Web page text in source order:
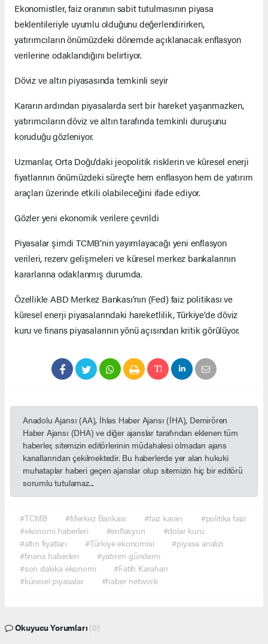
Ekonomistler, faiz oranının sabit tutulmasının piyasa
beklentileriyle uyumlu olduğunu değerlendirirken,
yatırımcıların önümüzdeki dönemde açıklanacak enflasyon
verilerine odaklandığını belirtiyor.
Döviz ve altın piyasasında temkinli seyir
Kararın ardından piyasalarda sert bir hareket yaşanmazken,
yatırımcıların döviz ve altın tarafında temkinli duruşunu
koruduğu gözleniyor.
Uzmanlar, Orta Doğu’daki jeopolitik risklerin ve küresel enerji
fiyatlarının önümüzdeki süreçte hem enflasyon hem de yatırım
araçları üzerinde etkili olabileceğini ifade ediyor.
Gözler yeni ekonomik verilere çevrildi
Piyasalar şimdi TCMB’nin yayımlayacağı yeni enflasyon
verileri, rezerv gelişmeleri ve küresel merkez bankalarının
kararlarına odaklanmış durumda.
Özellikle ABD Merkez Bankası’nın (Fed) faiz politikası ve
küresel enerji piyasalarındaki hareketlilik, Türkiye’de döviz
kuru ve finans piyasalarının yönü açısından kritik görülüyor.
Anadolu Ajansı (AA), İhlas Haber Ajansı (İHA), Demirören
Haber Ajansı (DHA) ve diğer ajanslar tarafından eklenen tüm
haberler, sitemizin editörlerinin müdahalesi olmadan ajans
kanallarından çekilmektedir. Bu haberlerde yer alan hukuki
muhataplar haberi geçen ajanslar olup sitemizin hiç bir editörü
sorumlu tutulamaz...
#TCMB #Merkez Bankası #faiz kararı
#politika faizi
#ekonomi haberleri
#enflasyon
#dolar kuru
#altın fiyatları
#Türkiye ekonomisi
#piyasa analizi
#finans haberleri
#yatırım gündemi
#son dakika ekonomi
#Fatih Karahan
#küresel piyasalar
#haber network
Okuyucu Yorumları (0)